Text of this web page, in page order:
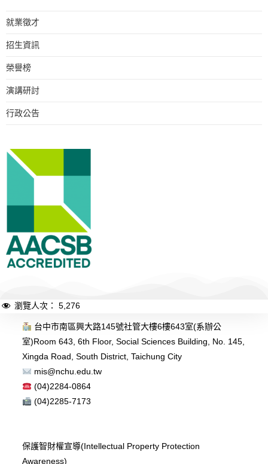
就業徵才
招生資訊
榮譽榜
演講研討
行政公告
瀏覽人次： 5,276
台中市南區興大路145號社管大樓6樓643室(系辦公
室)Room 643, 6th Floor, Social Sciences Building, No. 145,
Xingda Road, South District, Taichung City
mis@nchu.edu.tw
(04)2284-0864
(04)2285-7173
保護智財權宣導(Intellectual Property Protection
Awareness)